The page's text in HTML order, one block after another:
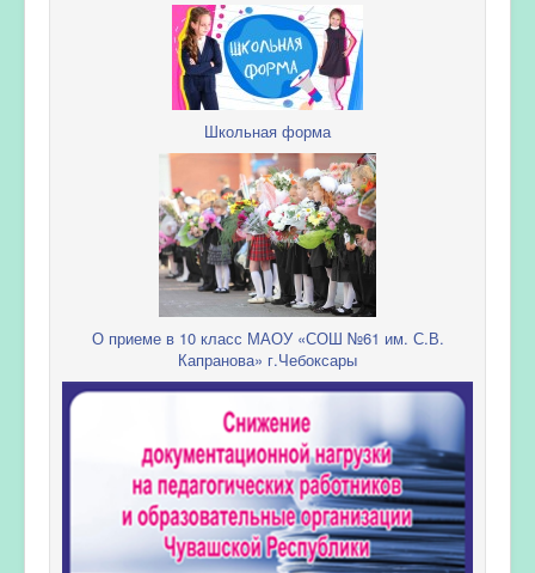
Школьная форма
О приеме в 10 класс МАОУ «СОШ №61 им. С.В.
Капранова» г.Чебоксары